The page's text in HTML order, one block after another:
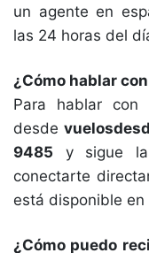
un agente en
las 24 horas del
¿Cómo hablar
Para hablar con
desde
9485 y sigue
conectarte
está disponible
¿Cómo puedo